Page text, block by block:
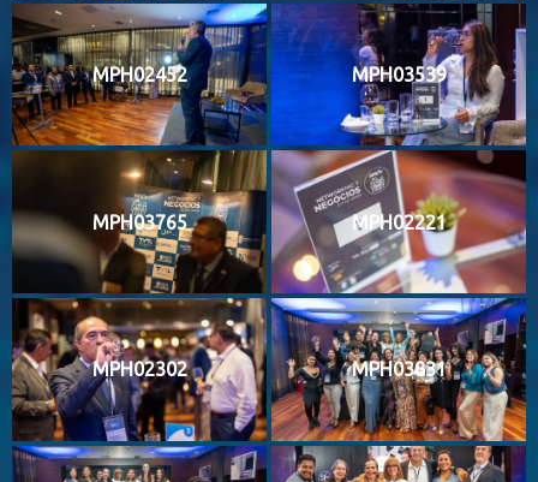
MPH02452 MPH03539
MPH03765 MPH02221
MPH02302 MPH03831